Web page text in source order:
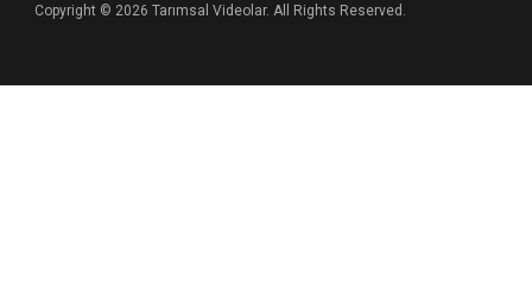
Copyright © 2026 Tarımsal Videolar. All Rights Reserved.